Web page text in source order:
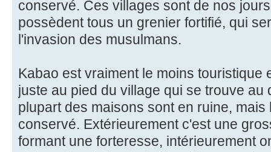
conservé. Ces villages sont de nos
possèdent tous un grenier fortifié, qui
l'invasion des musulmans.
Kabao est vraiment le moins touristique
juste au pied du village qui se trouve au
plupart des maisons sont en ruine,
conservé. Extérieurement c'est une
formant une forteresse, intérieurement